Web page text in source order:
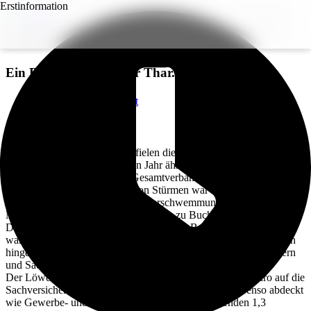
Schäden durch Naturgefahren weiterhin
auf hohem Niveau
Ein Beitrag von Günter Thar.
Zurück zur Übersicht
Mit rund 5,7 Milliarden Euro fielen die versicherten Schäden durch
Naturgefahren im vergangenen Jahr ähnlich hoch aus wie im
Vorjahr, wie der Versicherer-Gesamtverband GDV
kürzlich mitteilte. Der Anteil von Stürmen war zwar geringer, dafür
schlugen aber Starkregen und Überschwemmungen mit 2,6
Milliarden Euro ungewöhnlich massiv zu Buche – der langjährige
Durchschnitt liegt eine Milliarde darunter. Besonders betroffen
waren Baden-Württemberg und Bayern. Relativ verschont blieben
hingegen, neben den drei Stadtstaaten, Mecklenburg-Vorpommern
und Sachsen-Anhalt.
Der Löwenanteil der Schäden entfiel mit 4,4 Milliarden Euro auf die
Sachversicherung, die private Gebäude und Hausrat ebenso abdeckt
wie Gewerbe- und Industriebetriebe. Die verbleibenden 1,3
Erstinformation